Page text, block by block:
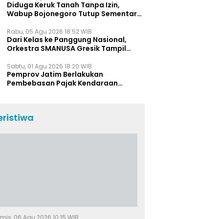
Diduga Keruk Tanah Tanpa Izin,
Wabup Bojonegoro Tutup Sementara
Rabu, 05 Agu 2026 18:52 WIB
Dari Kelas ke Panggung Nasional,
Orkestra SMANUSA Gresik Tampil
2026
Sabtu, 01 Agu 2026 18:20 WIB
Pemprov Jatim Berlakukan
Pembebasan Pajak Kendaraan
06 Agu 2026 10:15 WIB